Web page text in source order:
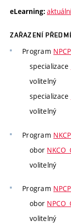
eLearning:
ZAŘAZENÍ
Program
specializace
volitelný
specializace
volitelný
Program
obor
volitelný
Program
obor
volitelný